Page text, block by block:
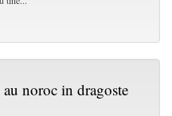
noroc in dragoste